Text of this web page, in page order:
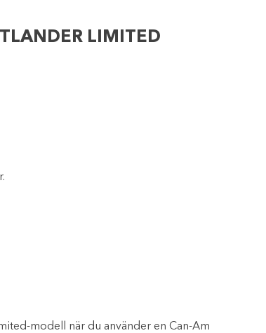
LIMITED
modell när du använder en Can-Am